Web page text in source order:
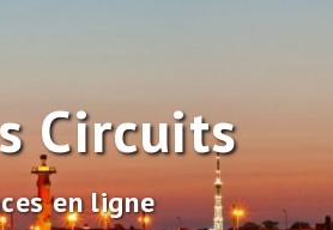
Circuits
en ligne